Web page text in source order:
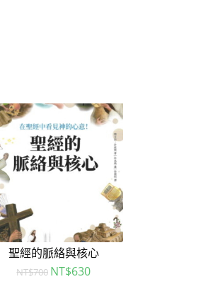
聖經的脈絡與核心
NT$700 NT$630